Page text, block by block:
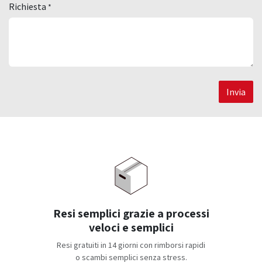
Richiesta *
Invia
Resi semplici grazie a processi
veloci e semplici
Resi gratuiti in 14 giorni con rimborsi rapidi
o scambi semplici senza stress.